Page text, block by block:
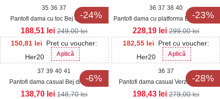
-24%
35 36 37
Pantofi dama cu toc Bej din Piele
Ecologica Intoarsa Bexli
150,81 lei
Pret cu voucher:
Her20
Aplică
188,51 lei 249,00lei
-23%
36 37 38 40
Pantofi dama cu platforma Bej din Piele
Ecologica Lacuita Cashlyn2
182,55 lei
Pret cu voucher:
Her20
Aplică
228,19 lei 299,00lei
-6%
37 39 40 41
Pantofi dama casual Bej din Piele
Ecologica Lacuita Kieren
138,70 lei 148,70lei
-28%
36 37
Pantofi dama casual Verzi din Piele
Ecologica Intoarsa Sehna
198,43 lei 279,00lei